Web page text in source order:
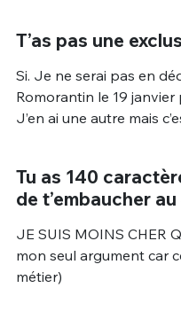
T’as pas une
Si. Je ne serai pas en
Romorantin le 19 janvier
J’en ai une autre mais
Tu as 140
de t’embaucher
JE SUIS MOINS CHER
mon seul argument car
métier)